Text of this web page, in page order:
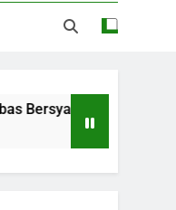
dari Lapas